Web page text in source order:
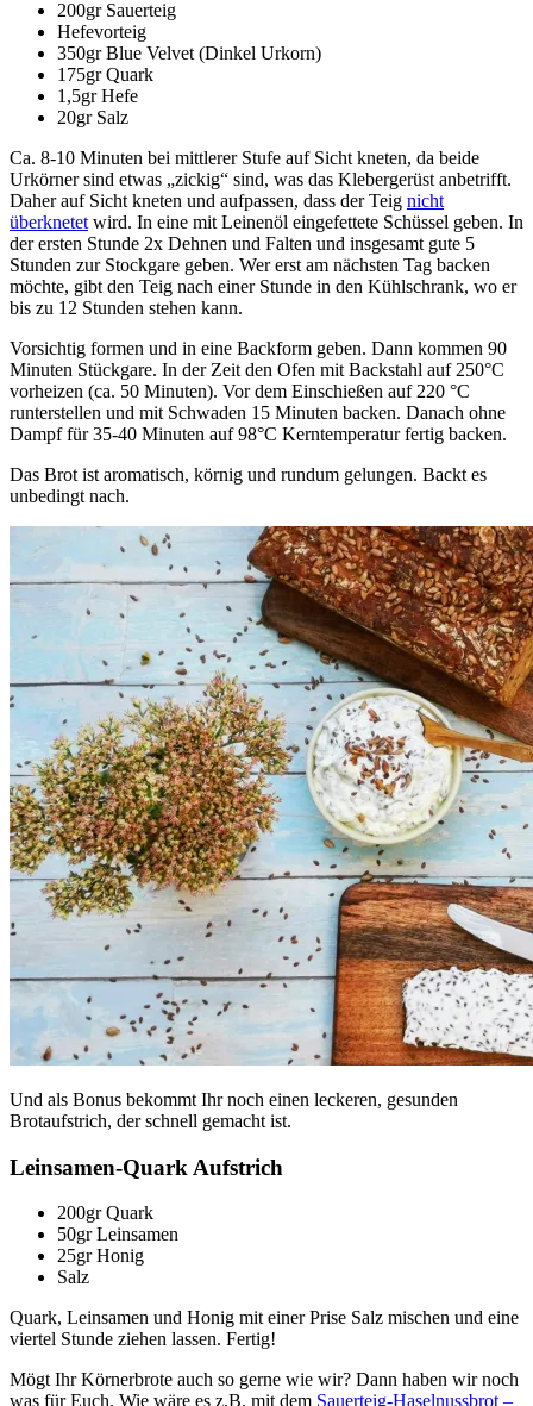
200gr Sauerteig
Hefevorteig
350gr Blue Velvet (Dinkel Urkorn)
175gr Quark
1,5gr Hefe
20gr Salz
Ca. 8-10 Minuten bei mittlerer Stufe auf Sicht kneten, da beide
Urkörner sind etwas „zickig“ sind, was das Klebergerüst anbetrifft.
Daher auf Sicht kneten und aufpassen, dass der Teig nicht
überknetet wird. In eine mit Leinenöl eingefettete Schüssel geben. In
der ersten Stunde 2x Dehnen und Falten und insgesamt gute 5
Stunden zur Stockgare geben. Wer erst am nächsten Tag backen
möchte, gibt den Teig nach einer Stunde in den Kühlschrank, wo er
bis zu 12 Stunden stehen kann.
Vorsichtig formen und in eine Backform geben. Dann kommen 90
Minuten Stückgare. In der Zeit den Ofen mit Backstahl auf 250°C
vorheizen (ca. 50 Minuten). Vor dem Einschießen auf 220 °C
runterstellen und mit Schwaden 15 Minuten backen. Danach ohne
Dampf für 35-40 Minuten auf 98°C Kerntemperatur fertig backen.
Das Brot ist aromatisch, körnig und rundum gelungen. Backt es
unbedingt nach.
Und als Bonus bekommt Ihr noch einen leckeren, gesunden
Brotaufstrich, der schnell gemacht ist.
Leinsamen-Quark Aufstrich
200gr Quark
50gr Leinsamen
25gr Honig
Salz
Quark, Leinsamen und Honig mit einer Prise Salz mischen und eine
viertel Stunde ziehen lassen. Fertig!
Mögt Ihr Körnerbrote auch so gerne wie wir? Dann haben wir noch
was für Euch. Wie wäre es z.B. mit dem Sauerteig-Haselnussbrot –